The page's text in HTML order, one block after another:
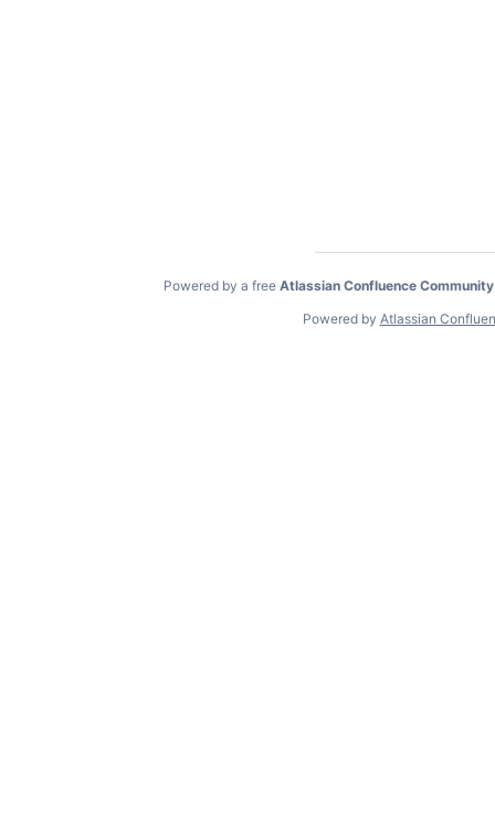
Powered by a free Atlassian Confluence
Powered by Atlassian